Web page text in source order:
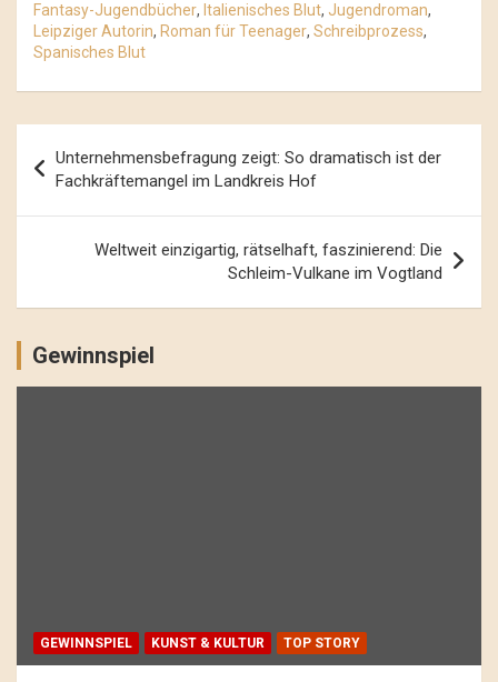
Fantasy-Jugendbücher, Italienisches Blut, Jugendroman,
Leipziger Autorin, Roman für Teenager, Schreibprozess,
Spanisches Blut
Navigation
Unternehmensbefragung zeigt: So dramatisch ist der
Fachkräftemangel im Landkreis Hof
Weltweit einzigartig, rätselhaft, faszinierend: Die
Schleim-Vulkane im Vogtland
Gewinnspiel
GEWINNSPIEL KUNST & KULTUR TOP STORY